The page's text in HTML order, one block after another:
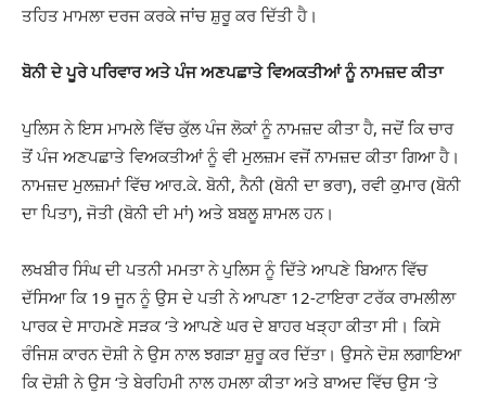
ਤਹਿਤ ਮਾਮਲਾ ਦਰਜ ਕਰਕੇ ਜਾਂਚ ਸ਼ੁਰੂ ਕਰ ਦਿੱਤੀ ਹੈ।
ਬੋਨੀ ਦੇ ਪੂਰੇ ਪਰਿਵਾਰ ਅਤੇ ਪੰਜ ਅਣਪਛਾਤੇ ਵਿਅਕਤੀਆਂ ਨੂੰ ਨਾਮਜ਼ਦ ਕੀਤਾ
ਪੁਲਿਸ ਨੇ ਇਸ ਮਾਮਲੇ ਵਿੱਚ ਕੁੱਲ ਪੰਜ ਲੋਕਾਂ ਨੂੰ ਨਾਮਜ਼ਦ ਕੀਤਾ ਹੈ, ਜਦੋਂ ਕਿ ਚਾਰ
ਤੋਂ ਪੰਜ ਅਣਪਛਾਤੇ ਵਿਅਕਤੀਆਂ ਨੂੰ ਵੀ ਮੁਲਜ਼ਮ ਵਜੋਂ ਨਾਮਜ਼ਦ ਕੀਤਾ ਗਿਆ ਹੈ।
ਨਾਮਜ਼ਦ ਮੁਲਜ਼ਮਾਂ ਵਿੱਚ ਆਰ.ਕੇ. ਬੋਨੀ, ਨੈਨੀ (ਬੋਨੀ ਦਾ ਭਰਾ), ਰਵੀ ਕੁਮਾਰ (ਬੋਨੀ
ਦਾ ਪਿਤਾ), ਜੋਤੀ (ਬੋਨੀ ਦੀ ਮਾਂ) ਅਤੇ ਬਬਲੂ ਸ਼ਾਮਲ ਹਨ।
ਲਖਬੀਰ ਸਿੰਘ ਦੀ ਪਤਨੀ ਮਮਤਾ ਨੇ ਪੁਲਿਸ ਨੂੰ ਦਿੱਤੇ ਆਪਣੇ ਬਿਆਨ ਵਿੱਚ
ਦੱਸਿਆ ਕਿ 19 ਜੂਨ ਨੂੰ ਉਸ ਦੇ ਪਤੀ ਨੇ ਆਪਣਾ 12-ਟਾਇਰਾ ਟਰੱਕ ਰਾਮਲੀਲਾ
ਪਾਰਕ ਦੇ ਸਾਹਮਣੇ ਸੜਕ ‘ਤੇ ਆਪਣੇ ਘਰ ਦੇ ਬਾਹਰ ਖੜ੍ਹਾ ਕੀਤਾ ਸੀ। ਕਿਸੇ
ਰੰਜਿਸ਼ ਕਾਰਨ ਦੋਸ਼ੀ ਨੇ ਉਸ ਨਾਲ ਝਗੜਾ ਸ਼ੁਰੂ ਕਰ ਦਿੱਤਾ। ਉਸਨੇ ਦੋਸ਼ ਲਗਾਇਆ
ਕਿ ਦੋਸ਼ੀ ਨੇ ਉਸ ‘ਤੇ ਬੇਰਹਿਮੀ ਨਾਲ ਹਮਲਾ ਕੀਤਾ ਅਤੇ ਬਾਅਦ ਵਿੱਚ ਉਸ ‘ਤੇ